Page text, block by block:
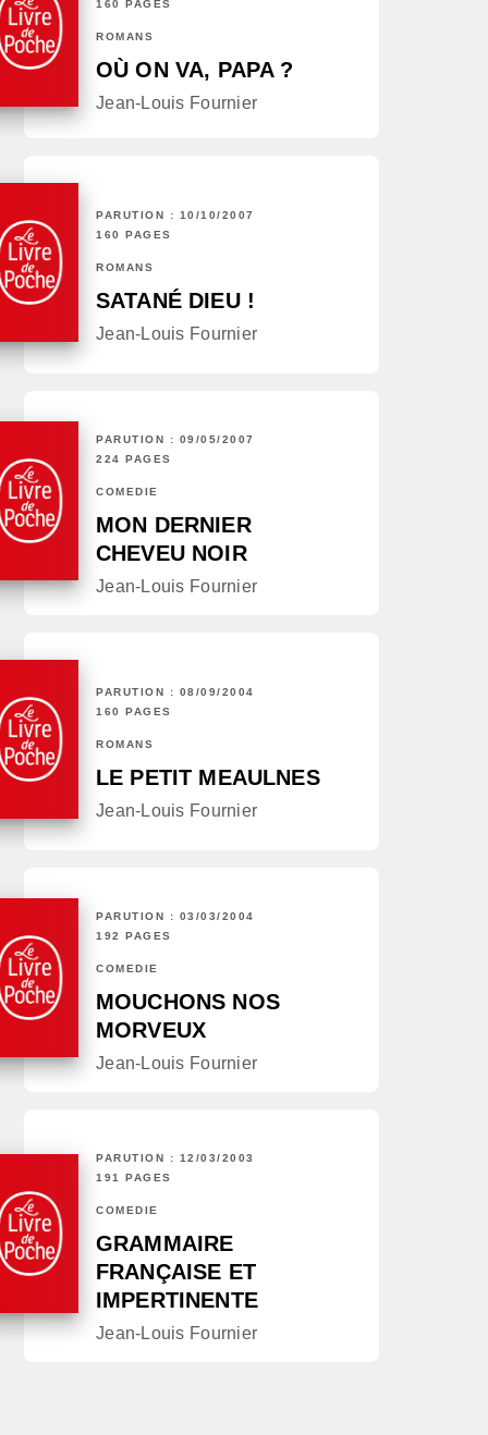
160 PAGES
ROMANS
OÙ ON VA, PAPA ?
Jean-Louis Fournier
PARUTION : 10/10/2007
160 PAGES
ROMANS
SATANÉ DIEU !
Jean-Louis Fournier
PARUTION : 09/05/2007
224 PAGES
COMÉDIE
MON DERNIER
CHEVEU NOIR
Jean-Louis Fournier
PARUTION : 08/09/2004
160 PAGES
ROMANS
LE PETIT MEAULNES
Jean-Louis Fournier
PARUTION : 03/03/2004
192 PAGES
COMÉDIE
MOUCHONS NOS
MORVEUX
Jean-Louis Fournier
PARUTION : 12/03/2003
191 PAGES
COMÉDIE
GRAMMAIRE
FRANÇAISE ET
IMPERTINENTE
Jean-Louis Fournier